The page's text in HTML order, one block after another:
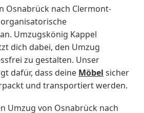
Osnabrück nach Clermont-
Umzugskönig Kappel
dich dabei, den Umzug
zu gestalten. Unser
dafür, dass deine Möbel sicher
und transportiert werden.
Umzug von Osnabrück nach